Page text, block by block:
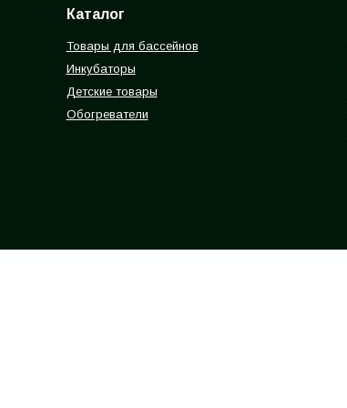
Каталог
Товары для бассейнов
Инкубаторы
Детские товары
Обогреватели